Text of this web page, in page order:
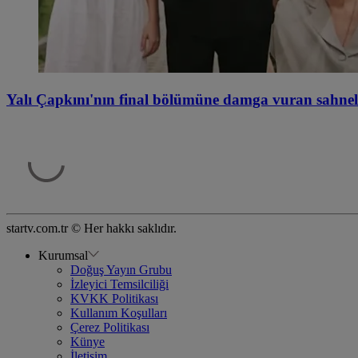
Yalı Çapkını'nın final bölümüne damga vuran
startv.com.tr © Her hakkı saklıdır.
Kurumsal
Doğuş Yayın Grubu
İzleyici Temsilciliği
KVKK Politikası
Kullanım Koşulları
Çerez Politikası
Künye